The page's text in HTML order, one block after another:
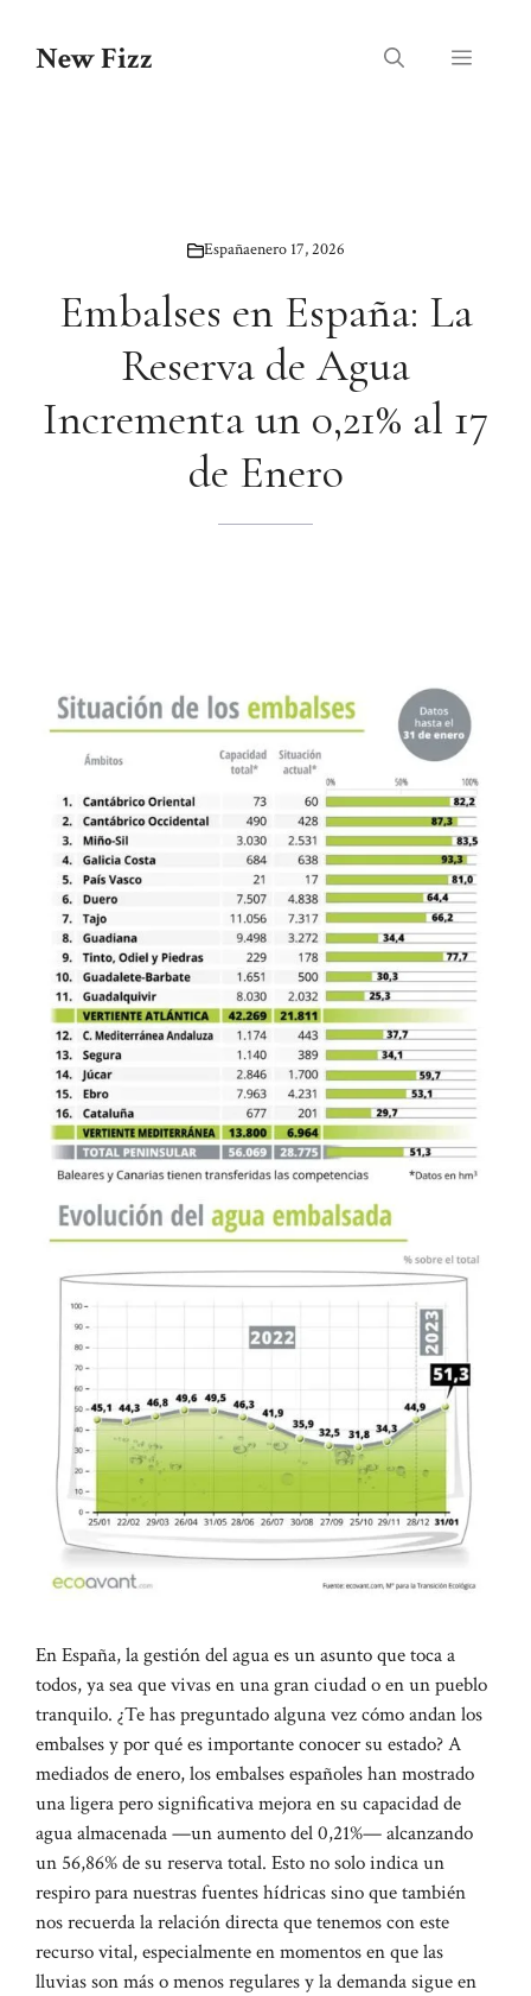
contenidoNew Fizz Menú
Españaenero 17, 2026
Embalses en España: La
Reserva de Agua
Incrementa un 0,21% al 17
de Enero
En España, la gestión del agua es un asunto que toca a
todos, ya sea que vivas en una gran ciudad o en un pueblo
tranquilo. ¿Te has preguntado alguna vez cómo andan los
embalses y por qué es importante conocer su estado? A
mediados de enero, los embalses españoles han mostrado
una ligera pero significativa mejora en su capacidad de
agua almacenada —un aumento del 0,21%— alcanzando
un 56,86% de su reserva total. Esto no solo indica un
respiro para nuestras fuentes hídricas sino que también
nos recuerda la relación directa que tenemos con este
recurso vital, especialmente en momentos en que las
lluvias son más o menos regulares y la demanda sigue en